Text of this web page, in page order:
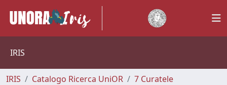
IRIS
IRIS Catalogo Ricerca UniOR
7 Curatele